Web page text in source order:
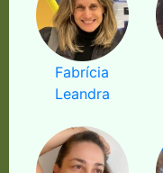
Fabrícia
Leandra